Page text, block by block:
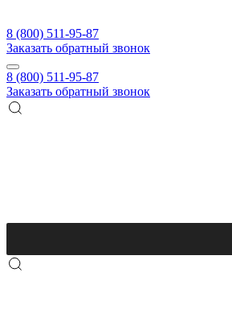
8 (800) 511-95-87
Заказать обратный звонок
8 (800) 511-95-87
Заказать обратный звонок